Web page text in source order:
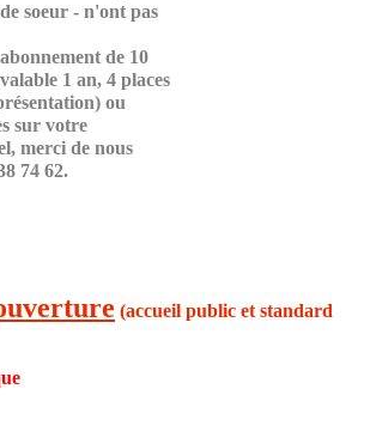
soeur - n'ont pas
de 10
1 an, 4 places
ou
sur votre
merci de nous
74 62.
(accueil public et standard